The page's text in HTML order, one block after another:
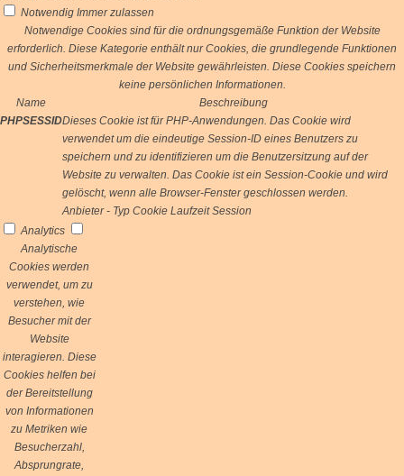
Notwendig Immer zulassen
Notwendige Cookies sind für die ordnungsgemäße Funktion der Website
erforderlich. Diese Kategorie enthält nur Cookies, die grundlegende Funktionen
und Sicherheitsmerkmale der Website gewährleisten. Diese Cookies speichern
keine persönlichen Informationen.
Name
Beschreibung
PHPSESSIDDieses Cookie ist für PHP-Anwendungen. Das Cookie wird
verwendet um die eindeutige Session-ID eines Benutzers zu
speichern und zu identifizieren um die Benutzersitzung auf der
Website zu verwalten. Das Cookie ist ein Session-Cookie und wird
gelöscht, wenn alle Browser-Fenster geschlossen werden.
Anbieter - Typ Cookie Laufzeit Session
Analytics
Analytische
Cookies werden
verwendet, um zu
verstehen, wie
Besucher mit der
Website
interagieren. Diese
Cookies helfen bei
der Bereitstellung
von Informationen
zu Metriken wie
Besucherzahl,
Absprungrate,